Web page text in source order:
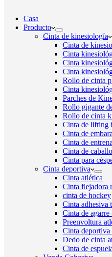
Casa
Producto
Cinta de kinesiología
Cinta de
Cinta
Cinta
Cinta
Rollo de cinta
Cinta
Parches de
Rollo gigante
Rollo de cinta
Cinta de lifting
Cinta de
Cinta de
Cinta de
Cinta para
Cinta deportiva
Cinta atlética
Cinta flejadora
cinta de hockey
Cinta adhesiva
Cinta de agarre
Preenvoltura
Cinta
Dedo de cinta
Cinta de